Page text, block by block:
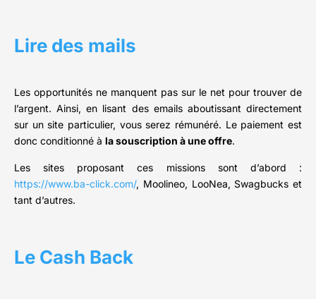
Lire des mails
Les opportunités ne manquent pas sur le net pour trouver de
l’argent. Ainsi, en lisant des emails aboutissant directement
sur un site particulier, vous serez rémunéré. Le paiement est
donc conditionné à la souscription à une offre.
Les sites proposant ces missions sont d’abord :
https://www.ba-click.com/, Moolineo, LooNea, Swagbucks et
tant d’autres.
Le Cash Back